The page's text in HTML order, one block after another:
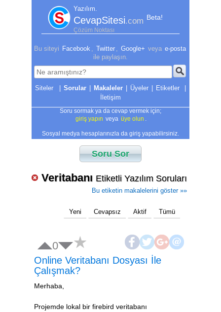
Yazılım.
CevapSitesi.com Beta!
Çözüm Noktası
Bu siteyi Facebook Twitter Google+ veya e-posta
ile paylaşın.
| Sorular | Makaleler | Üyeler | Etiketler
|
İletişim
Soru sormak ya da cevap vermek için;
giriş yapın veya üye olun
Sosyal medya hesaplarınızla da giriş yapabilirsiniz.
Soru Sor
Veritabanı Etiketli Yazılım Soruları
Bu etiketin makalelerini göster »»
Yeni Cevapsız Aktif Tümü
0
Online Veritabanı Dosyası İle
Çalışmak?
Merhaba,
Projemde lokal bir firebird veritabanı